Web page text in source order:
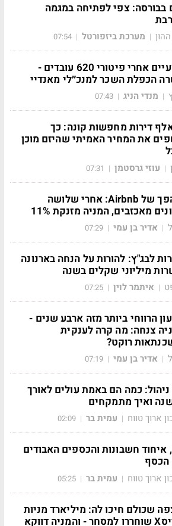
בבורסה: צפי לפתיחה במגמה
| מערכת ביזפורטל |
07:54
שבועיים אחרי פיטורי 620 עובדים -
הכפלת השכר למנכ״לי מאנדיי
| מנדי הניג |
07:43
אלף דירות מחפשות קונה: כך
את המחיר האמיתי שהיזם מוכן
| עוזי גרסטמן |
07:31
המהפך של Airbnb: אחרי שלושה
מאכזבים, המניה מזנקת 11%
| אדיר בן עמי |
07:29
לבג"ץ: להורות על הנחה בארנונה
מיליוני שקלים בשנה
| איתמר לוין |
07:25
הרווחי ביותר מזה ארבע שנים -
צנחה: מה קרה לענקית
רוקט?
| אדיר בן עמי |
07:19
כמה הם באמת עולים לאורך
ארוך טווח | עמית בר |
02:09
איחוד חשבונות והכספים האבודים
הכסף
ארוך טווח | עמית בר |
05:25
שכולם חיכו לה: מיליארד מניות
ספייסX שוחררו למסחר - והמניה דווקא